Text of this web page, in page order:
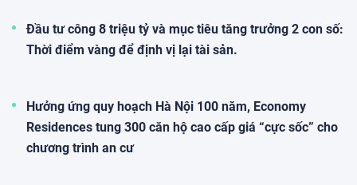
Đầu tư công 8 triệu tỷ và mục tiêu tăng trưởng 2 con số:
Thời điểm vàng để định vị lại tài sản.
Hưởng ứng quy hoạch Hà Nội 100 năm, Economy
Residences tung 300 căn hộ cao cấp giá “cực sốc” cho
chương trình an cư